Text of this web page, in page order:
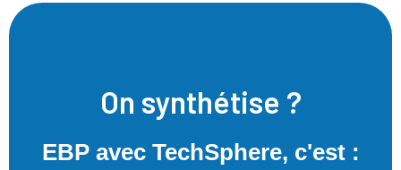
On synthétise ?
EBP avec TechSphere, c'est :
accompagnement​ par une équipe disponible,
diplômée et certifiée EBP.